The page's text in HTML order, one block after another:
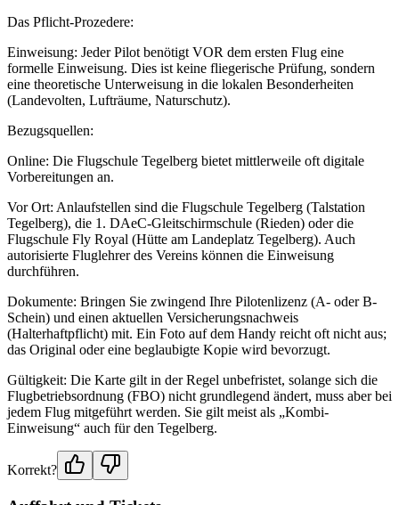
Das Pflicht-Prozedere:
Einweisung: Jeder Pilot benötigt VOR dem ersten Flug eine
formelle Einweisung. Dies ist keine fliegerische Prüfung, sondern
eine theoretische Unterweisung in die lokalen Besonderheiten
(Landevolten, Lufträume, Naturschutz).
Bezugsquellen:
Online: Die Flugschule Tegelberg bietet mittlerweile oft digitale
Vorbereitungen an.
Vor Ort: Anlaufstellen sind die Flugschule Tegelberg (Talstation
Tegelberg), die 1. DAeC-Gleitschirmschule (Rieden) oder die
Flugschule Fly Royal (Hütte am Landeplatz Tegelberg). Auch
autorisierte Fluglehrer des Vereins können die Einweisung
durchführen.
Dokumente: Bringen Sie zwingend Ihre Pilotenlizenz (A- oder B-
Schein) und einen aktuellen Versicherungsnachweis
(Halterhaftpflicht) mit. Ein Foto auf dem Handy reicht oft nicht aus;
das Original oder eine beglaubigte Kopie wird bevorzugt.
Gültigkeit: Die Karte gilt in der Regel unbefristet, solange sich die
Flugbetriebsordnung (FBO) nicht grundlegend ändert, muss aber bei
jedem Flug mitgeführt werden. Sie gilt meist als „Kombi-
Einweisung“ auch für den Tegelberg.
Korrekt?